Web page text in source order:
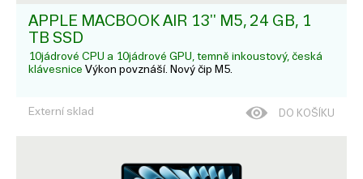
APPLE MACBOOK AIR 13'' M5, 24 GB, 1
TB SSD
10jádrové CPU a 10jádrové GPU, temně inkoustový, česká
klávesnice Výkon povznáší. Nový čip M5.
Externí sklad DO KOŠÍKU